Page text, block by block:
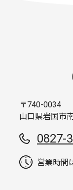
〒740-0034
山口県岩国市
0827-
営業時間